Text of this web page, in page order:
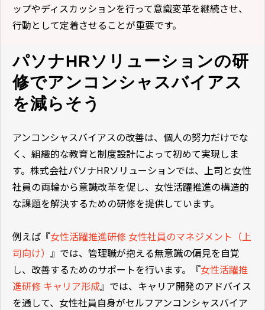
ップやディスカッションを行って意識変革を継続させ、
行動として定着させることが重要です。
パソナHRソリューションの研
修でアンコンシャスバイアス
を減らそう
アンコンシャスバイアスの改善は、個人の努力だけでな
く、組織的な教育と制度設計によって初めて実現しま
す。株式会社パソナHRソリューションでは、上司と女性
社員の両輪から意識改革を促し、女性活躍推進の構造的
な課題を解決するための研修を提供しています。
例えば『女性活躍推進研修 女性社員のマネジメント（上
司向け） 』では、管理職が抱える無意識の偏見を自覚
し、改善するためのサポートを行います。『女性活躍推
進研修 キャリア形成』では、キャリア開発のアドバイス
を通して、女性社員自身がセルフアンコンシャスバイア